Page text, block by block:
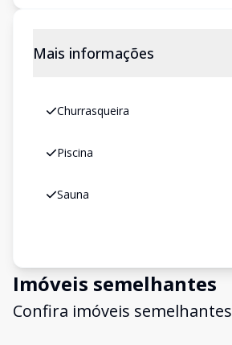
Mais informações
Churrasqueira
Piscina
Sauna
Imóveis semelhantes
Confira imóveis semelhantes